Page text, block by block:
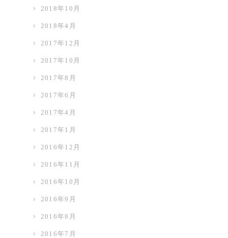
2018年10月
2018年4月
2017年12月
2017年10月
2017年8月
2017年6月
2017年4月
2017年1月
2016年12月
2016年11月
2016年10月
2016年9月
2016年8月
2016年7月